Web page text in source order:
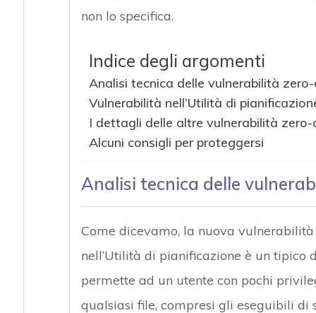
non lo specifica.
Indice degli argomenti
Analisi tecnica delle vulnerabilità
Vulnerabilità nell’Utilità di
I dettagli delle altre vulnerabilità
Alcuni consigli per proteggersi
Analisi tecnica delle
Come dicevamo, la nuova
nell’Utilità di pianificazione è un tipico
permette ad un utente con pochi
qualsiasi file, compresi gli eseguibili di